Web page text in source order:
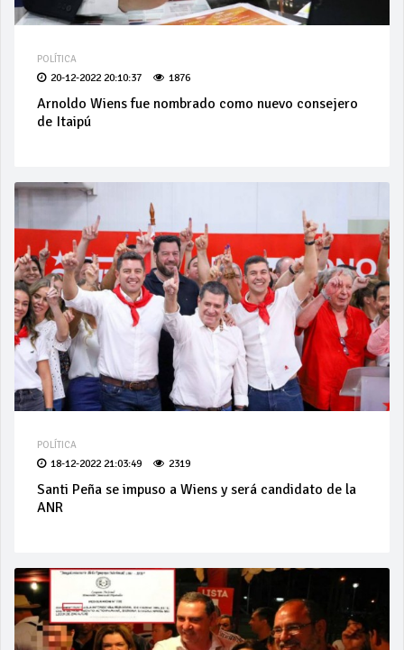
POLÍTICA
20-12-2022 20:10:37 1876
Arnoldo Wiens fue nombrado como nuevo consejero
de Itaipú
POLÍTICA
18-12-2022 21:03:49 2319
Santi Peña se impuso a Wiens y será candidato de la
ANR